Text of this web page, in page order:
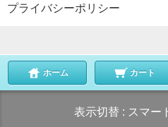
プライバシーポリシー
ホーム カート
表示切替 : スマー